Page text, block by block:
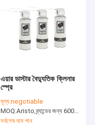
এয়ার ডাস্টার বৈদ্যুতিক ক্লিনার
স্প্রে
মূল্য:negotiable
MOQ:Aristo ব্র্যান্ডের জন্য 6000pcs, গ্রাহকের ব্র্যান্ডের জন্য 15000pcs
সর্বশেষ দাম পান